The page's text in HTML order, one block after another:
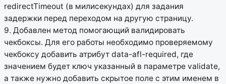
redirectTimeout (в милисекундах) для задания
задержки перед переходом на другую страницу.
9. Добавлен метод помогающий валидировать
чекбоксы. Для его работы необходимо проверяемому
чекбоксу добавить атрибут data-afl-required, где
значением будет ключ указанный в параметре validate,
а также нужно добавить скрытое поле с этим именем в